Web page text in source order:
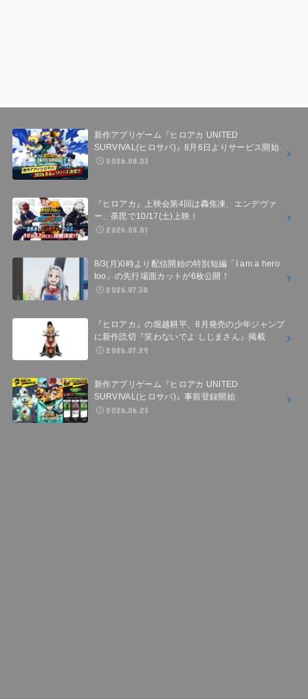
新作アプリゲーム『ヒロアカ UNITED
SURVIVAL(ヒロサバ)』8月6日よりサービス開始
2026.08.03
『ヒロアカ』上映会第4回は轟焦凍、エンデヴァ
ー、荼毘で10/17(土)上映！
2026.08.01
8/3(月)0時より配信開始の特別短編「I am a hero
too」の先行場面カットが6枚公開！
2026.07.30
『ヒロアカ』の堀越耕平、8月発売の少年ジャンプ
に新作読切『笑わないでよ しじまさん』掲載
2026.07.29
新作アプリゲーム『ヒロアカ UNITED
SURVIVAL(ヒロサバ)』事前登録開始
2026.06.25